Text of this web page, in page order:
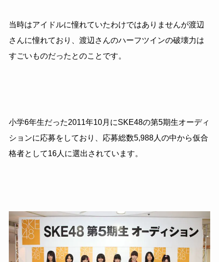
当時はアイドルに憧れていたわけではありませんが渡辺
さんに憧れており、渡辺さんのハーフツインの破壊力は
すごいものだったとのことです。
小学6年生だった2011年10月にSKE48の第5期生オーディ
ションに応募をしており、応募総数5,988人の中から仮合
格者として16人に選出されています。